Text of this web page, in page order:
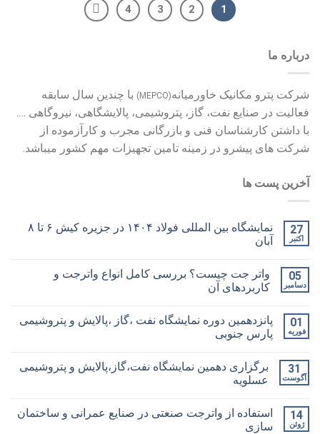
1
2
3
4
درباره ما
شرکت پترو مکانیک خاورمیانه(MEPCO)
با چندین سال سابقه
فعالیت در صنایع نفت، گاز، پتروشیمی، پالایشگاهی، نیروگاهی ….
با داشتن کارشناسان فنی و بازرگانی مجرب و کارآزموده از
شرکت های پیشرو در زمینه تامین تجهیزات مهم کشور میباشد.
آخرین پست ها
27
اکتبر
نمایشگاه بین المللی فولاد ۱۴۰۴ در جزیره کیش ۶ تا ۸
آبان
05
دسامبر
واتر جت چیست؟ بررسی کامل انواع واترجت و
کاربردهای آن
01
فوریه
پانزدهمین دوره نمایشگاه نفت ،گاز ،پالایش و پتروشیمی
پارس جنوبی
31
آگوست
برگزاری دهمین نمایشگاه نفت،گاز،پالایش و پتروشیمی
عسلویه
14
ژوئن
استفاده از واترجت صنعتی در صنایع عمرانی و ساختمان
سازی